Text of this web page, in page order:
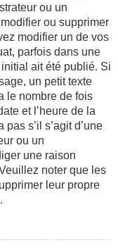
ou un
ou supprimer
modifier un de vos
parfois dans une
ait été publié. Si
un petit texte
le nombre de fois
et l’heure de la
s’il s’agit d’une
ou un
une raison
noter que les
leur propre